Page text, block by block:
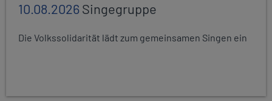
10.08.2026Singegruppe
Die Volkssolidarität lädt zum gemeinsamen Singen ein